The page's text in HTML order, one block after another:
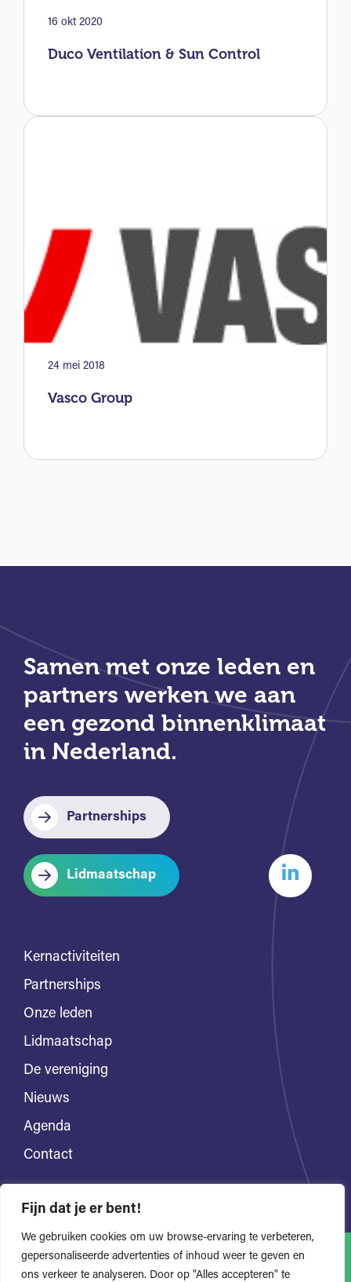
Fijn dat je er bent!
We gebruiken cookies om uw browse-ervaring te verbeteren,
gepersonaliseerde advertenties of inhoud weer te geven en
ons verkeer te analyseren. Door op "Alles accepteren" te
16 okt 2020
Duco Ventilation & Sun Control
24 mei 2018
Vasco Group
Samen met onze leden en
partners werken we aan
een gezond binnenklimaat
in Nederland.
Partnerships
Lidmaatschap
Kernactiviteiten
Partnerships
Onze leden
Lidmaatschap
De vereniging
Nieuws
Agenda
Contact